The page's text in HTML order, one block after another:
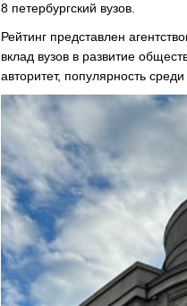
8 петербургский вузов.
Рейтинг представлен
вклад вузов в развитие
авторитет, популярность